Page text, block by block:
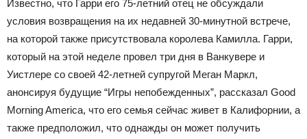
Известно, что Гарри его 75-летний отец не обсуждали
условия возвращения на их недавней 30-минутной встрече,
на которой также присутствовала королева Камилла. Гарри,
который на этой неделе провел три дня в Ванкувере и
Уистлере со своей 42-летней супругой Меган Маркл,
анонсируя будущие “Игры непобежденных”, рассказал Good
Morning America, что его семья сейчас живет в Калифорнии, а
также предположил, что однажды он может получить